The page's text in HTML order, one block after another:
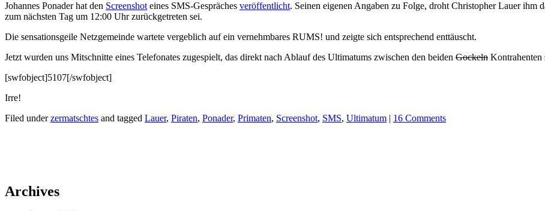
Johannes Ponader hat den Screenshoteines SMS-Gespräches veröffentlicht. Seinen eigenen Angaben zu Folge, droht Christopher Lauer ihm
zum nächsten Tag um 12:00 Uhr zurückgetreten sei.
Die sensationsgeile Netzgemeinde wartete vergeblich auf ein vernehmbares RUMS! und zeigte sich entsprechend enttäuscht.
Jetzt wurden uns Mitschnitte eines Telefonates zugespielt, das direkt nach Ablauf des Ultimatums zwischen den beiden Gockeln Kontrahenten
[swfobject]5107[/swfobject]
Irre!
Filed underzermatschtes and tagged Lauer, Piraten, Ponader, Primaten, Screenshot, SMS, Ultimatum 16 Comments
Archives